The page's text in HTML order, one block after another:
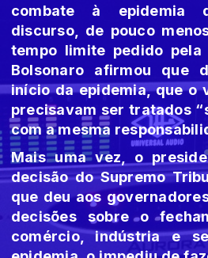
combate à epidemia
discurso, de pouco
tempo limite pedido pela
Bolsonaro afirmou que
início da epidemia, que o
precisavam ser tratados
com a mesma
Mais uma vez, o
decisão do Supremo
que deu aos
decisões sobre o
comércio, indústria e